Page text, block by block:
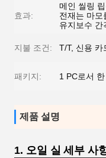
효과:
메인 씰링
전재는 마모
유지보수 간
지불 조건: T/T, 신용 카
패키지: 1 PC로서
제품 설명
1. 오일 실 세부 사